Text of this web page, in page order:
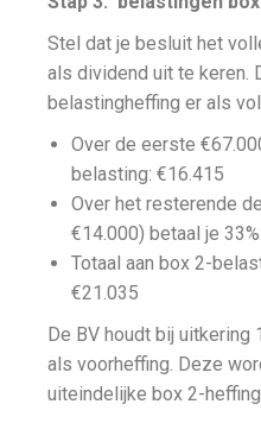
Stel dat je besluit het
als dividend uit te keren.
belastingheffing er als
Over de eerste
belasting: €16.415
Over het resterende
€14.000) betaal je
Totaal aan box 2-
€21.035
De BV houdt bij
als voorheffing. Deze
uiteindelijke box 2-